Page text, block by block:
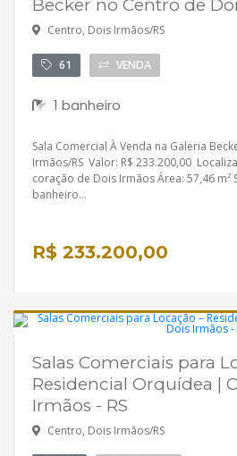
Becker no Centro de
Centro, Dois Irmãos/RS
61 VENDA
1 banheiro
Sala Comercial À Venda na Galeria
Irmãos/RS Valor: R$ 233.200,00
coração de Dois Irmãos Área: 57,46 m²
banheiro...
R$ 233.200,00
Salas Comerciais para
Residencial Orquídea |
Irmãos - RS
Centro, Dois Irmãos/RS